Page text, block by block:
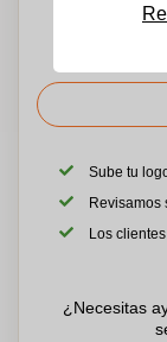
Sube tu
Revisamos
Los
¿Necesitas